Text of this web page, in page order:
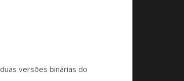
versões binárias do